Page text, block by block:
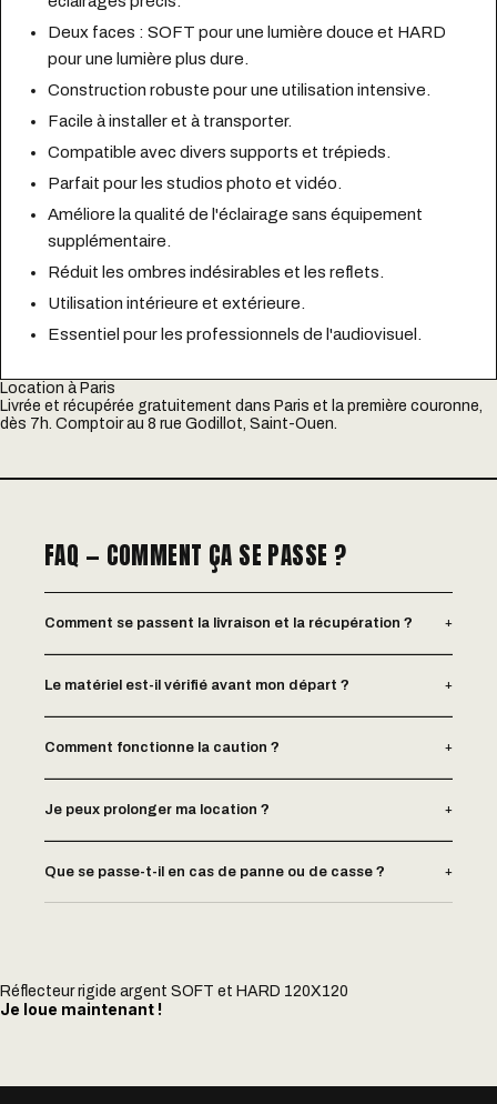
Deux faces : SOFT pour une lumière douce et HARD
pour une lumière plus dure.
Construction robuste pour une utilisation intensive.
Facile à installer et à transporter.
Compatible avec divers supports et trépieds.
Parfait pour les studios photo et vidéo.
Améliore la qualité de l'éclairage sans équipement
supplémentaire.
Réduit les ombres indésirables et les reflets.
Utilisation intérieure et extérieure.
Essentiel pour les professionnels de l'audiovisuel.
Location à Paris
Livrée et récupérée gratuitement dans Paris et la première couronne,
dès 7h. Comptoir au 8 rue Godillot, Saint-Ouen.
FAQ — COMMENT ÇA SE PASSE ?
Comment se passent la livraison et la récupération ? +
Le matériel est-il vérifié avant mon départ ? +
Comment fonctionne la caution ? +
Je peux prolonger ma location ? +
Que se passe-t-il en cas de panne ou de casse ? +
Réflecteur rigide argent SOFT et HARD 120X120
Je loue maintenant !